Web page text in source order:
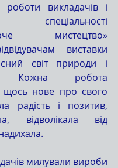
спеціальності
мистецтво»
виставки
світ природи і
Кожна робота
щось нове про свого
радість і позитив,
відволікала від